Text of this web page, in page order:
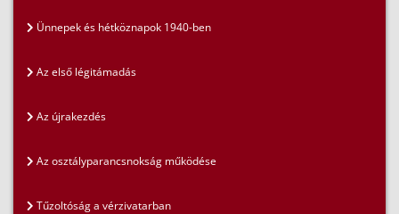
Ünnepek és hétköznapok 1940-ben
Az első légitámadás
Az újrakezdés
Az osztályparancsnokság működése
Tűzoltóság a vérzivatarban